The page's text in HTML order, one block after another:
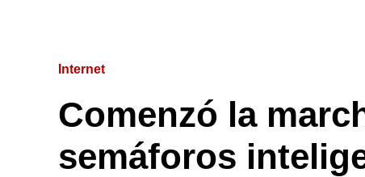
Internet
Comenzó la
semáforos